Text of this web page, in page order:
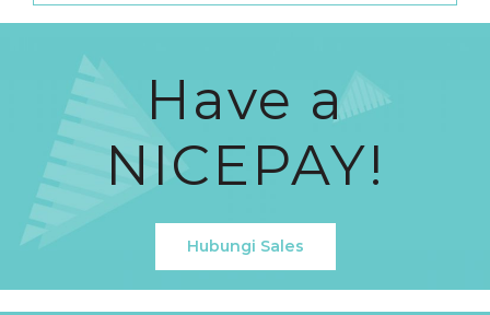
Have a
NICEPAY!
Hubungi Sales